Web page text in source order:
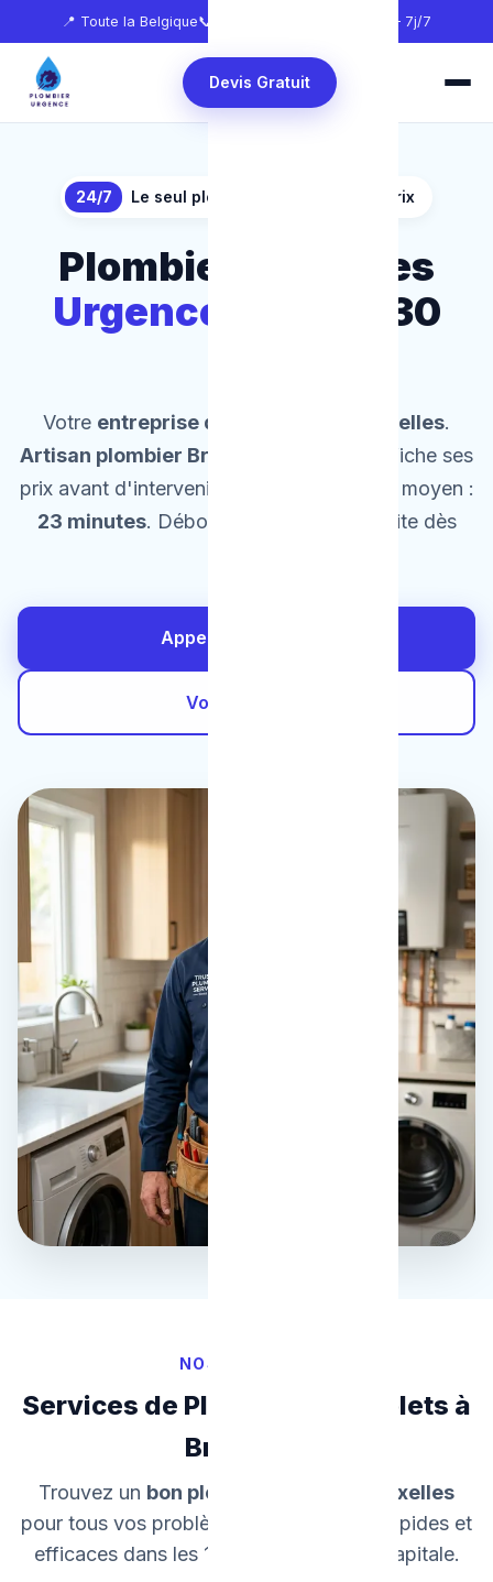
📍 Toute la Belgique📞 🕐 24h/24 — 7j/7
Devis Gratuit
24/7 Le seul plombier qui affiche ses prix
Plombier Bruxelles
Urgence 24/7
en 30
Votre entreprise de plomberie à Bruxelles.
Artisan plombier Bruxelles
agréé qui affiche ses
prix avant d'intervenir. Temps de réponse moyen :
23 minutes. Débouchage dès 60€ | Fuite dès
Appeler Maintenant
Voir les Tarifs
NOS SERVICES
Services de Plomberie Complets à
Bruxelles
Trouvez un bon plombier expert à Bruxelles
pour tous vos problèmes. Interventions rapides et
efficaces dans les 19 communes de la capitale.